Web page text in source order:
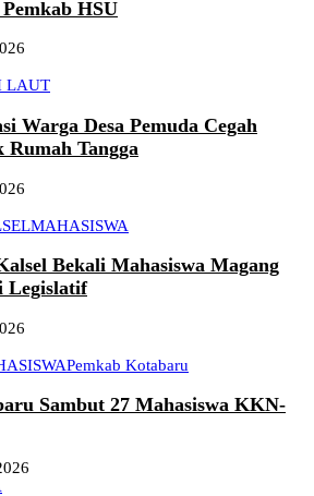
HSU
LAUT
Warga Desa Pemuda Cegah
Tangga
MAHASISWA
Bekali Mahasiswa Magang
Legislatif
Pemkab Kotabaru
Sambut 27 Mahasiswa KKN-